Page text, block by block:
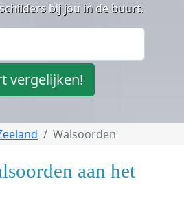
bij jou in de buurt.
vergelijken!
Walsoorden
aan het